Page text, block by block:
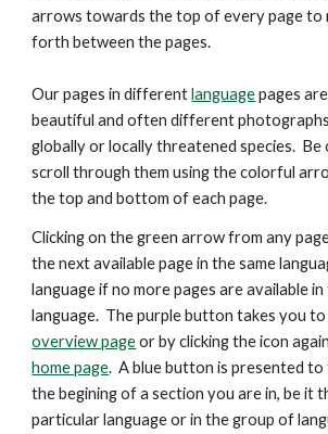
arrowstowards the top of every page to
forth between the pages.
Our pages in differentlanguagepages
beautiful and often different
globally or locally threatened species. Be
scroll through them using the colorful
the top and bottom of each page.
Clicking on the green arrow from any
the next available page in the same
language if no more pages are available
language. The purple button takes you to
overview pageor by clicking the icon
home page. A blue button is presentedto
the begining of a section you are in, be it
particular language or in the group of